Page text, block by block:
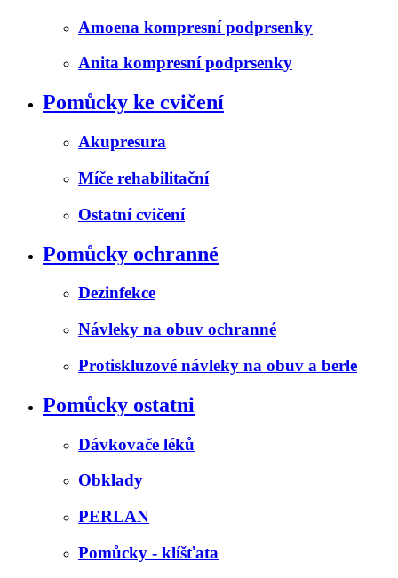
Amoena kompresní podprsenky
Anita kompresní podprsenky
Pomůcky ke cvičení
Akupresura
Míče rehabilitační
Ostatní cvičení
Pomůcky ochranné
Dezinfekce
Návleky na obuv ochranné
Protiskluzové návleky na obuv a berle
Pomůcky ostatni
Dávkovače léků
Obklady
PERLAN
Pomůcky - klíšťata